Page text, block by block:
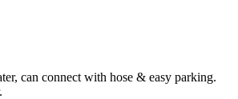
can connect with hose & easy parking.